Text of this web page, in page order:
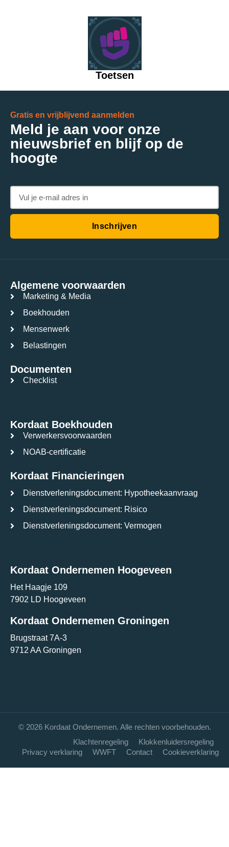
Toetsen
Gratis en vrijblijvend aanmelden
Meld je aan voor onze
nieuwsbrief en blijf op de
hoogte
Inschrijven
Algemene voorwaarden
Marketing & Media
Boekhouden
Mensenwerk
Belastingen
Documenten
Checklist
Kordaat Boekhouden
Verwerkersvoorwaarden
NOAB-certificatie
Kordaat Financieringen
Dienstverleningsdocument: Hypotheekaanvraag
Dienstverleningsdocument: Risico
Dienstverleningsdocument: Vermogen
Kordaat Ondernemen Hoogeveen
Het Haagje 109
7902 LD Hoogeveen
Kordaat Ondernemen Groningen
Brugstraat 7A-3
9712 AA Groningen
© 2026 Kordaat Ondernemen. Alle rechten voorbehouden.
Klachtenregeling
Klokkenluidersregeling
Privacy verklaring
WWFT Contact Cookieverklaring